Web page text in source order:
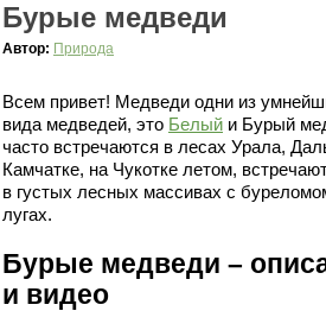
Бурые медведи
Автор: Природа
Всем привет! Медведи одни из
вида медведей, это Белый и Бурый
часто встречаются в лесах Урала,
Камчатке, на Чукотке летом,
в густых лесных массивах с
лугах.
Бурые медведи –
и видео